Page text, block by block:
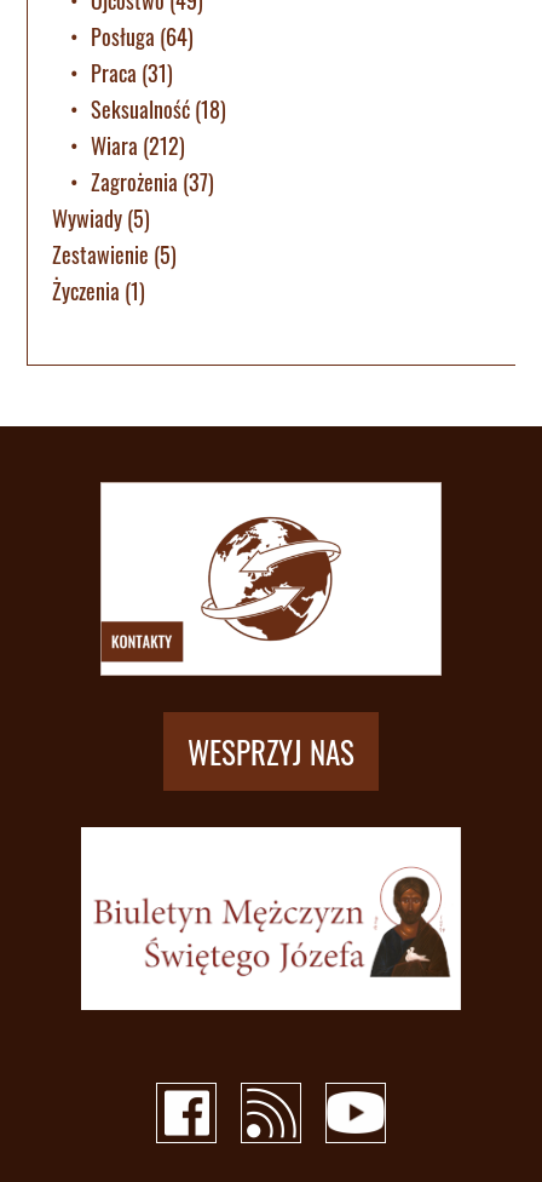
Posługa (64)
Praca (31)
Seksualność(18)
Wiara (212)
Zagrożenia (37)
Wywiady(5)
Zestawienie (5)
Życzenia (1)
WESPRZYJ NAS